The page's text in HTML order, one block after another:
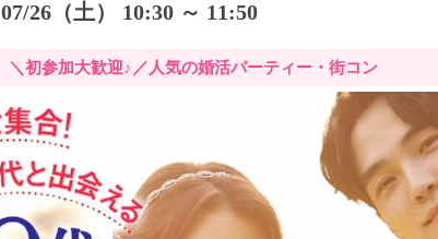
07/26（土） 10:30 ～ 11:50
＼初参加大歓迎♪／人気の婚活パーティー・街コン